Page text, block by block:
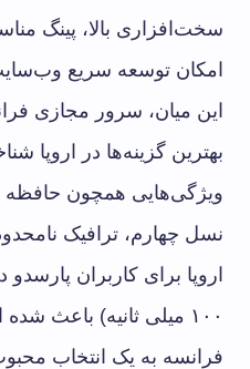
سخت‌افزاری بالا، پینگ
امکان توسعه سریع
این میان، سرور مجازی
بهترین گزینه‌ها در اروپا
نسل چهارم، ترافیک
اروپا برای کاربران پارسدو
۱۰۰ میلی ثانیه)
فرانسه به یک انتخاب